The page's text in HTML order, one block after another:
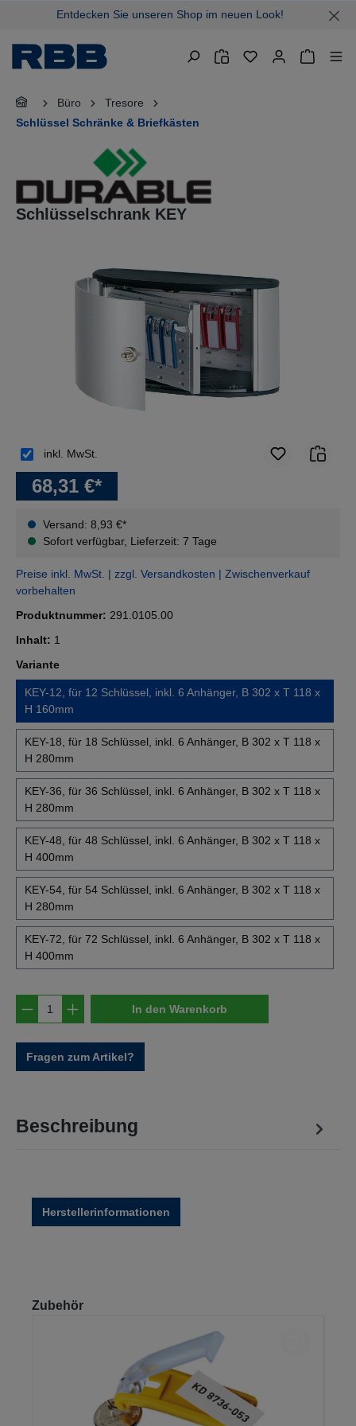
springenEntdecken Sie unseren Shop im neuen Look!
Büro
Tresore
Schlüssel Schränke & Briefkästen
Schlüsselschrank KEY
68,31 €*
Versand: 8,93 €*
Sofort verfügbar, Lieferzeit: 7 Tage
inkl. MwSt.
Preise inkl. MwSt. | zzgl. Versandkosten | Zwischenverkauf
vorbehalten
Produktnummer: 291.0105.00
Inhalt: 1
Varianteauswählen
KEY-12, für 12 Schlüssel, inkl. 6 Anhänger, B 302 x T 118 x
H 160mm
KEY-18, für 18 Schlüssel, inkl. 6 Anhänger, B 302 x T 118 x
H 280mm
KEY-36, für 36 Schlüssel, inkl. 6 Anhänger, B 302 x T 118 x
H 280mm
KEY-48, für 48 Schlüssel, inkl. 6 Anhänger, B 302 x T 118 x
H 400mm
KEY-54, für 54 Schlüssel, inkl. 6 Anhänger, B 302 x T 118 x
H 280mm
KEY-72, für 72 Schlüssel, inkl. 6 Anhänger, B 302 x T 118 x
H 400mm
Produkt Anzahl: Gib den gewünschten
In den Warenkorb
Fragen zum Artikel?
Beschreibung
Herstellerinformationen
Produktgalerie überspringen
Zubehör